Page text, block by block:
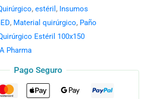
, estéril , Insumos
, Material quirúrgico, Paño
Estéril 100x150
Pharma
Pago Seguro